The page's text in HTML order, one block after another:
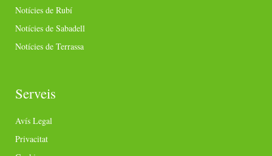
Notícies de Rubí
Notícies de Sabadell
Notícies de Terrassa
Serveis
Avís Legal
Privacitat